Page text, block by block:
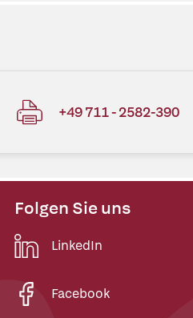
+49 711 - 2582-390
Folgen Sie uns
LinkedIn
Facebook